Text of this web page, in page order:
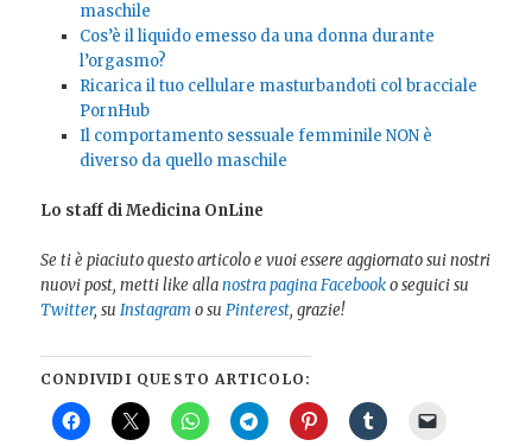
maschile
Cos’è il liquido emesso da una donna durante
l’orgasmo?
Ricarica il tuo cellulare masturbandoti col bracciale
PornHub
Il comportamento sessuale femminile NON è
diverso da quello maschile
Lo staff di Medicina OnLine
Se ti è piaciuto questo articolo e vuoi essere aggiornato sui nostri
nuovi post, metti like allanostra pagina Facebooko seguici su
Twitter, suInstagramo suPinterest, grazie!
CONDIVIDI QUESTO ARTICOLO: